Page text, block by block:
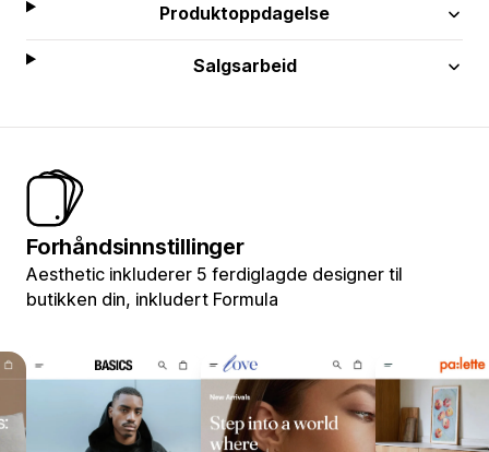
Produktoppdagelse
Salgsarbeid
Forhåndsinnstillinger
Aesthetic inkluderer 5 ferdiglagde designer til
butikken din, inkludert Formula